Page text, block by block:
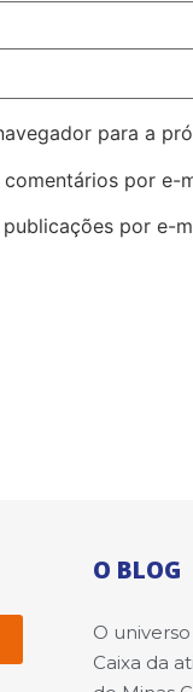
para a
por e-
por e-
O BLOG
O
Caixa da